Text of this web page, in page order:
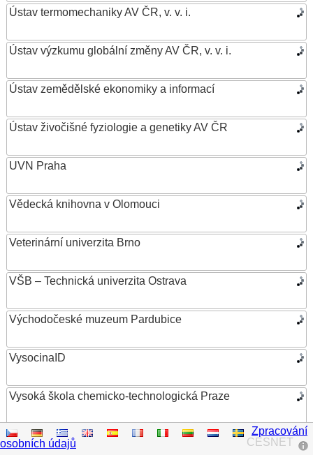
Ústav termomechaniky AV ČR, v. v. i.
Ústav výzkumu globální změny AV ČR, v. v. i.
Ústav zemědělské ekonomiky a informací
Ústav živočišné fyziologie a genetiky AV ČR
UVN Praha
Vědecká knihovna v Olomouci
Veterinární univerzita Brno
VŠB – Technická univerzita Ostrava
Východočeské muzeum Pardubice
VysocinaID
Vysoká škola chemicko-technologická Praze
Vysoká škola ekonomická v Praze
CESNET
Zpracování
osobních údajů